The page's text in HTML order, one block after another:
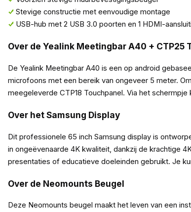
Stevige constructie met eenvoudige montage
USB-hub met 2 USB 3.0 poorten en 1 HDMI-
Over de Yealink Meetingbar A40 + CTP25
De Yealink Meetingbar A40 is een op android
microfoons met een bereik van ongeveer 5 meter.
meegeleverde CTP18 Touchpanel. Via het
Over het Samsung Display
Dit professionele 65 inch Samsung display is
in ongeëvenaarde 4K kwaliteit, dankzij de krachtige
presentaties of educatieve doeleinden gebruikt. Je
Over de Neomounts Beugel
Deze Neomounts beugel maakt het leven van een